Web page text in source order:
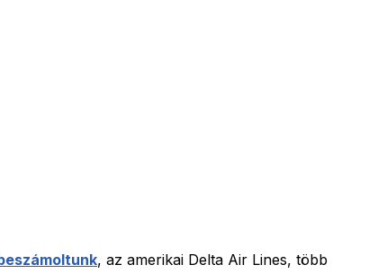
, az amerikai Delta Air Lines, több